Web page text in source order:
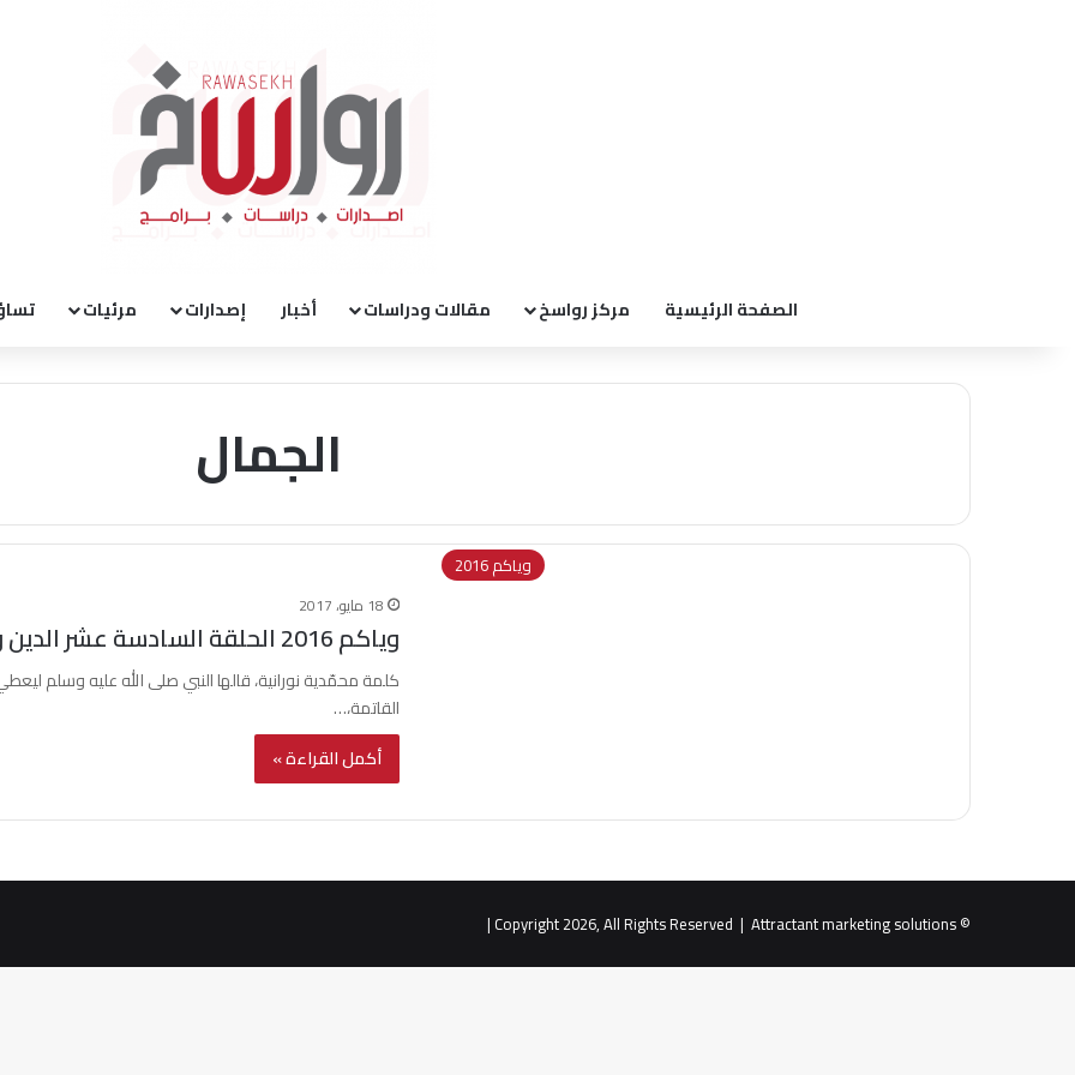
الصفحة الرئيسية مركز رواسخ مقالات ودراسات أخبار إصدارات مرئيات
الجمال
وياكم 2016
18 مايو، 2017
وياكم 2016 الحلقة السادسة عشر الدين والجمال
كلمة محمّدية نورانية، قالها النبي صلى الله عليه وسلم
القاتمة،…
أكمل القراءة »
© Copyright 2026, All Rights Reserved |
Attractant marketing solutions
|